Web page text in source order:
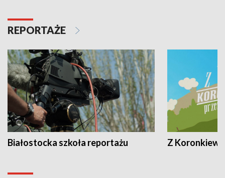
REPORTAŻE
Białostocka szkoła reportażu Z